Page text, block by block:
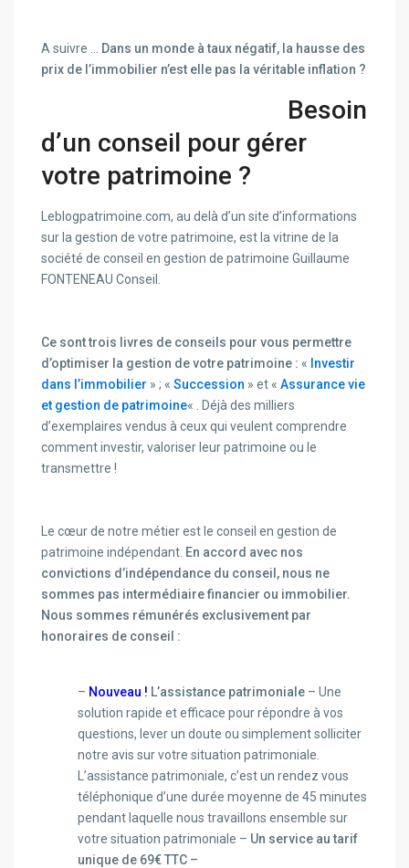
A suivre …
Dans un monde à taux négatif, la hausse des
prix de l’immobilier n’est elle pas la véritable inflation ?
Besoin
d’un conseil pour gérer
votre patrimoine ?
Leblogpatrimoine.com, au delà d’un site d’informations
sur la gestion de votre patrimoine, est la vitrine de la
société de conseil en gestion de patrimoine Guillaume
FONTENEAU Conseil.
Ce sont trois livres de conseils pour vous permettre
d’optimiser la gestion de votre patrimoine : « Investir
dans l’immobilier » ; «Succession » et «Assurance vie
et gestion de patrimoine« . Déjà des milliers
d’exemplaires vendus à ceux qui veulent comprendre
comment investir, valoriser leur patrimoine ou le
transmettre !
Le cœur de notre métier est le conseil en gestion de
patrimoine indépendant. En accord avec nos
convictions d’indépendance du conseil, nous ne
sommes pas intermédiaire financier ou immobilier.
Nous sommes rémunérés exclusivement par
honoraires de conseil :
– Nouveau ! L’assistance patrimoniale – Une
solution rapide et efficace pour répondre à vos
questions, lever un doute ou simplement solliciter
notre avis sur votre situation patrimoniale.
L’assistance patrimoniale, c’est un rendez vous
téléphonique d’une durée moyenne de 45 minutes
pendant laquelle nous travaillons ensemble sur
votre situation patrimoniale – Un service au tarif
unique de 69€ TTC –